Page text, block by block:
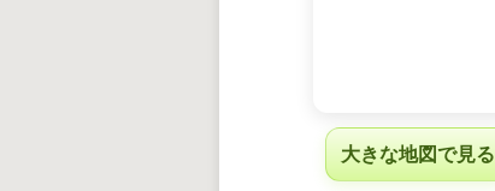
大きな地図で見る